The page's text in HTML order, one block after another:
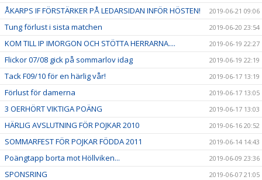
ÅKARPS IF FÖRSTÄRKER PÅ LEDARSIDAN INFÖR HÖSTEN! 2019-06-21 09:06
Tung förlust i sista matchen 2019-06-20 23:54
KOM TILL IP IMORGON OCH STÖTTA HERRARNA.... 2019-06-19 22:27
Flickor 07/08 gick på sommarlov idag 2019-06-19 22:19
Tack F09/10 för en härlig vår! 2019-06-17 13:19
Förlust för damerna 2019-06-17 13:05
3 OERHÖRT VIKTIGA POÄNG 2019-06-17 13:03
HÄRLIG AVSLUTNING FÖR POJKAR 2010 2019-06-16 20:52
SOMMARFEST FÖR POJKAR FÖDDA 2011 2019-06-14 14:43
Poängtapp borta mot Höllviken... 2019-06-09 23:36
SPONSRING 2019-06-07 21:05